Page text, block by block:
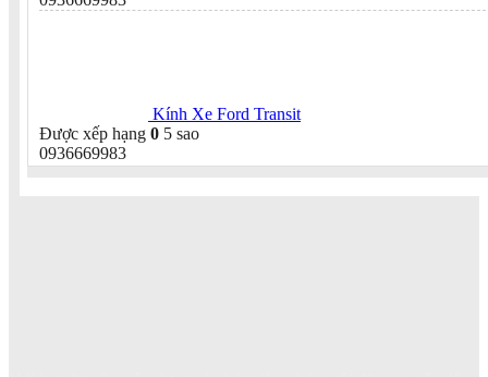
Kính Xe Ford Transit
Được xếp hạng 0 5 sao
0936669983